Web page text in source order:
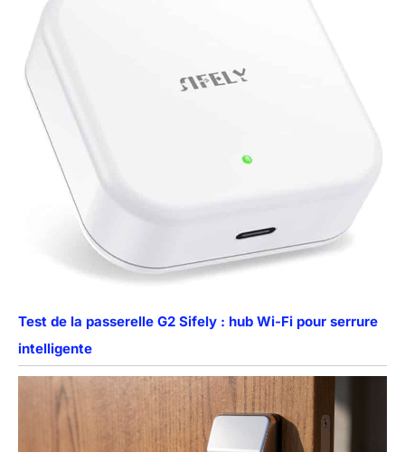
Test de la passerelle G2 Sifely : hub Wi-Fi pour serrure
intelligente